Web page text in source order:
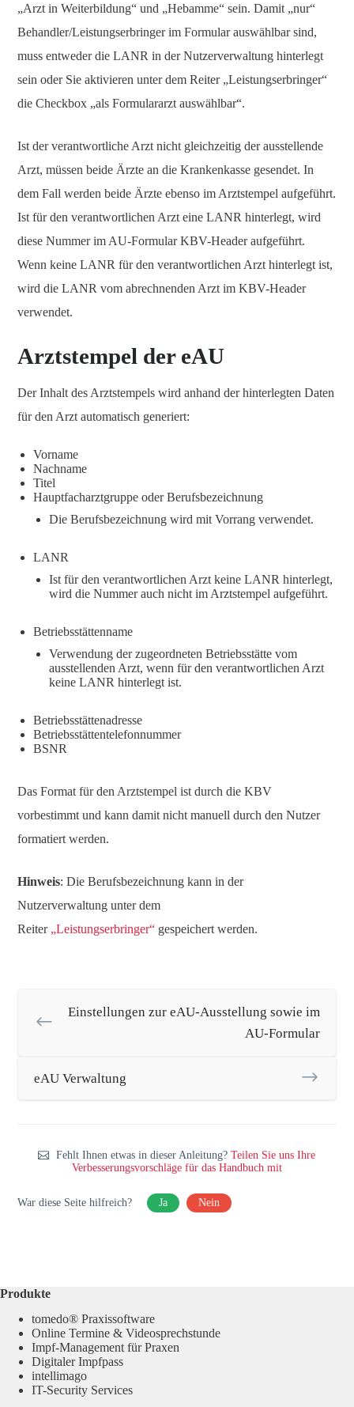
„Arzt in Weiterbildung“ und „Hebamme“ sein. Damit „nur“
Behandler/Leistungserbringer im Formular auswählbar sind,
muss entweder die LANR in der Nutzerverwaltung hinterlegt
sein oder Sie aktivieren unter dem Reiter „Leistungserbringer“
die Checkbox „als Formulararzt auswählbar“.
Ist der verantwortliche Arzt nicht gleichzeitig der ausstellende
Arzt, müssen beide Ärzte an die Krankenkasse gesendet. In
dem Fall werden beide Ärzte ebenso im Arztstempel aufgeführt.
Ist für den verantwortlichen Arzt eine LANR hinterlegt, wird
diese Nummer im AU-Formular KBV-Header aufgeführt.
Wenn keine LANR für den verantwortlichen Arzt hinterlegt ist,
wird die LANR vom abrechnenden Arzt im KBV-Header
verwendet.
Arztstempel der eAU
Der Inhalt des Arztstempels wird anhand der hinterlegten Daten
für den Arzt automatisch generiert:
Vorname
Nachname
Titel
Hauptfacharztgruppe oder Berufsbezeichnung
Die Berufsbezeichnung wird mit Vorrang verwendet.
LANR
Ist für den verantwortlichen Arzt keine LANR hinterlegt,
wird die Nummer auch nicht im Arztstempel aufgeführt.
Betriebsstättenname
Verwendung der zugeordneten Betriebsstätte vom
ausstellenden Arzt, wenn für den verantwortlichen Arzt
keine LANR hinterlegt ist.
Betriebsstättenadresse
Betriebsstättentelefonnummer
BSNR
Das Format für den Arztstempel ist durch die KBV
vorbestimmt und kann damit nicht manuell durch den Nutzer
formatiert werden.
Hinweis: Die Berufsbezeichnung kann in der
Nutzerverwaltung unter dem
Reiter „Leistungserbringer“ gespeichert werden.
Einstellungen zur eAU-Ausstellung sowie im
AU-Formular
eAU Verwaltung
Fehlt Ihnen etwas in dieser Anleitung?Teilen Sie uns Ihre
Verbesserungsvorschläge für das Handbuch mit
War diese Seite hilfreich? Ja Nein
Produkte
tomedo® Praxissoftware
Online Termine & Videosprechstunde
Impf-Management für Praxen
Digitaler Impfpass
intellimago
IT-Security Services